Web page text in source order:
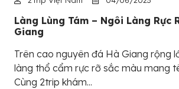
Làng Lùng Tám – Ngôi Làng Rực
Giang
Trên cao nguyên đá Hà Giang rộng
làng thổ cẩm rực rỡ sắc màu mang
Cùng 2trip khám...